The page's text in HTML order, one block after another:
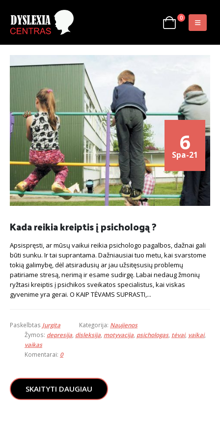
0
6
Spa-21
Kada reikia kreiptis į psichologą ?
Apsispręsti, ar mūsų vaikui reikia psichologo pagalbos, dažnai gali
būti sunku. Ir tai suprantama. Dažniausiai tuo metu, kai svarstome
tokią galimybę, dėl atsiradusių ar jau užsitęsusių problemų
patiriame stresą, nerimą ir esame sudirgę. Labai nedaug žmonių
ryžtasi kreiptis į psichikos sveikatos specialistus, kai viskas
gyvenime yra gerai. O KAIP TĖVAMS SUPRASTI,...
Paskelbtas Jurgita Kategorija: Naujienos
Žymos: depresija disleksija motyvacija psichologas, tėvai, vaikai,
vaikas
Komentarai: 0
SKAITYTI DAUGIAU